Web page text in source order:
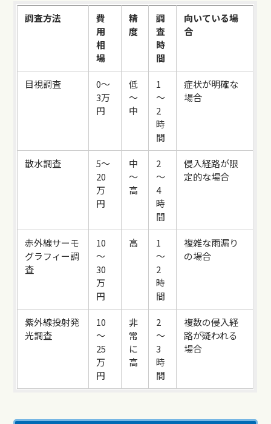
調査方法
費
用
相
場
精
度
調
査
時
間
向いている場
合
目視調査
0～
3万
円
低
～
中
1
～
2
時
間
症状が明確な
場合
散水調査
5～
20
万
円
中
～
高
2
～
4
時
間
侵入経路が限
定的な場合
赤外線サーモ
グラフィー調
査
10
～
30
万
円
高
1
～
2
時
間
複雑な雨漏り
の場合
紫外線投射発
光調査
10
～
25
万
円
非
常
に
高
2
～
3
時
間
複数の侵入経
路が疑われる
場合